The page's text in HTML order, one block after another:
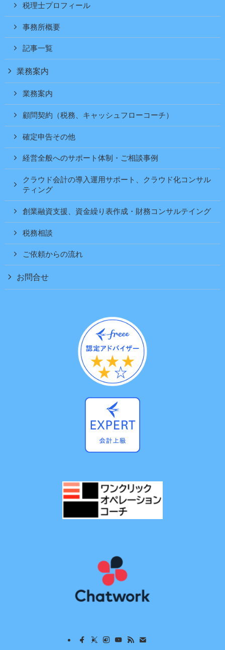
税理士プロフィール
事務所概要
記事一覧
業務案内
業務案内
顧問契約（税務、キャッシュフローコーチ）
確定申告その他
経営全般へのサポート体制・ご相談事例
クラウド会計の導入運用サポート、クラウド化コンサル
ティング
創業融資支援、資金繰り表作成・財務コンサルテイング
税務相談
ご依頼からの流れ
お問合せ